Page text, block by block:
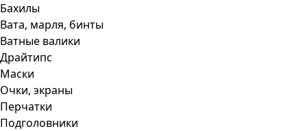
Бахилы
Вата, марля, бинты
Ватные валики
Драйтипс
Маски
Очки, экраны
Перчатки
Подголовники